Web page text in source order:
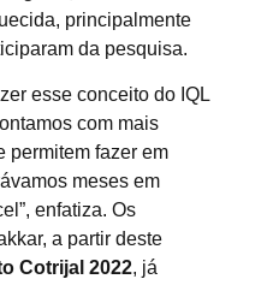
principalmente
da pesquisa.
esse conceito do IQL
com mais
permitem fazer em
meses em
enfatiza. Os
a partir deste
Cotrijal 2022, já